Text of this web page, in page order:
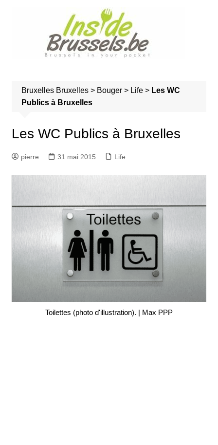
Bruxelles Bruxelles> Bouger> Life> Les WC
Publics à Bruxelles
Les WC Publics à Bruxelles
pierre 31 mai 2015 Life
Toilettes (photo d'illustration). | Max PPP